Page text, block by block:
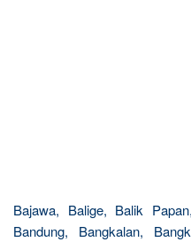
Bajawa, Balige, Balik
Bandung, Bangkalan,